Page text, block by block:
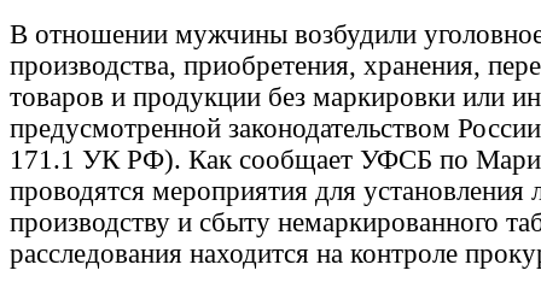
В отношении мужчины возбудили
производства, приобретения, хранения,
товаров и продукции без маркировки или
предусмотренной законодательством
171.1 УК РФ). Как сообщает УФСБ по
проводятся мероприятия для установления
производству и сбыту немаркированного
расследования находится на контроле